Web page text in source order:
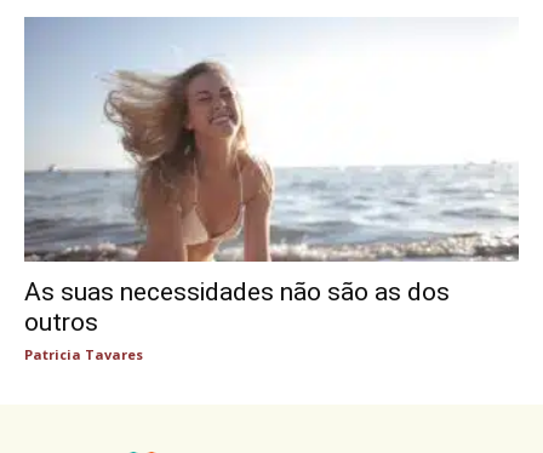
As suas necessidades não são as dos
outros
Patricia Tavares